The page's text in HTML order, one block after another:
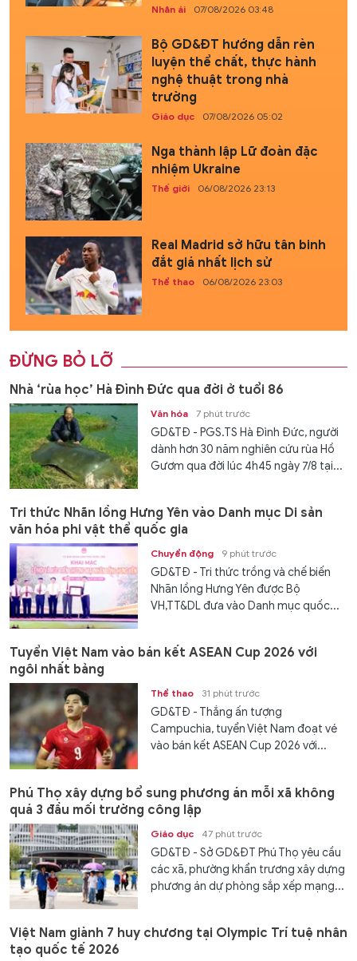
Nhân ái 07/08/2026 03:48
Bộ GD&ĐT hướng dẫn rèn
luyện thể chất, thực hành
nghệ thuật trong nhà
trường
Giáo dục 07/08/2026 05:02
Nga thành lập Lữ đoàn đặc
nhiệm Ukraine
Thế giới 06/08/2026 23:13
Real Madrid sở hữu tân binh
đắt giá nhất lịch sử
Thể thao 06/08/2026 23:03
ĐỪNG BỎ LỠ
Nhà ‘rùa học’ Hà Đình Đức qua đời ở tuổi 86
Văn hóa 7 phút trước
GD&TĐ - PGS.TS Hà Đình Đức, người
dành hơn 30 năm nghiên cứu rùa Hồ
Gươm qua đời lúc 4h45 ngày 7/8 tại...
Tri thức Nhãn lồng Hưng Yên vào Danh mục Di sản
văn hóa phi vật thể quốc gia
Chuyển động 9 phút trước
GD&TĐ - Tri thức trồng và chế biến
Nhãn lồng Hưng Yên được Bộ
VH,TT&DL đưa vào Danh mục quốc...
Tuyển Việt Nam vào bán kết ASEAN Cup 2026 với
ngôi nhất bảng
Thể thao 31 phút trước
GD&TĐ - Thắng ấn tượng
Campuchia, tuyển Việt Nam đoạt vé
vào bán kết ASEAN Cup 2026 với...
Phú Thọ xây dựng bổ sung phương án mỗi xã không
quá 3 đầu mối trường công lập
Giáo dục 47 phút trước
GD&TĐ - Sở GD&ĐT Phú Thọ yêu cầu
các xã, phường khẩn trương xây dựng
phương án dự phòng sắp xếp mạng...
Việt Nam giành 7 huy chương tại Olympic Trí tuệ nhân
tạo quốc tế 2026